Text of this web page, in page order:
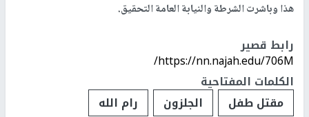
هذا وباشرت الشرطة والنيابة العامة التحقيق.
رابط قصير
https://nn.najah.edu/706M/
الكلمات المفتاحية
مقتل طفل
الجلزون رام الله